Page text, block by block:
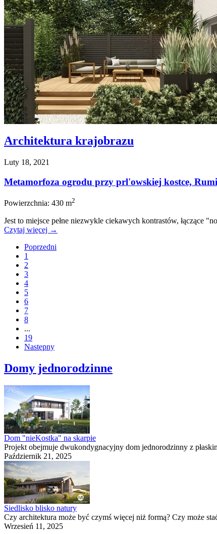
Architektura krajobrazu
Luty 18, 2021
Metamorfoza ogrodu przy prl'owskiej kostce,
Powierzchnia: 430 m2
Jest to miejsce pełne niezwykle ciekawych kontrastów, łączące
Czytaj więcej →
Poprzedni
1
2
3
4
5
6
7
8
...
19
Następny
Domy jednorodzinne
Dom "nieKostka" na skarpie
Projekt obejmuje dwukondygnacyjny dom jednorodzinny z
Październik 21, 2025
Siedlisko blisko natury
Czy architektura może być czymś więcej niż formą? Czy może
Wrzesień 11, 2025